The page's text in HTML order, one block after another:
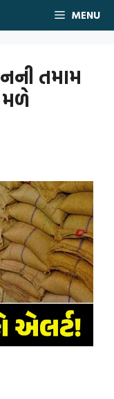
MENU
તમામ
મળે